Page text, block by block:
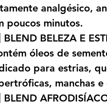
analgésico,
poucos minutos.
BLEND BELEZA E
óleos de
para estrias,
manchas e
BLEND